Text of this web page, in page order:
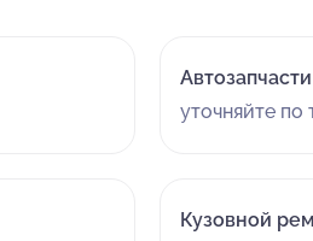
Автозапчасти
уточняйте по
Кузовной